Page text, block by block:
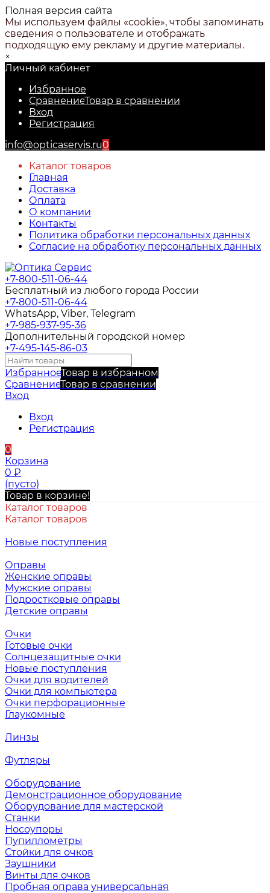
Полная версия сайта
Мы используем файлы «cookie», чтобы запоминать
сведения о пользователе и отображать
подходящую ему рекламу и другие материалы.
×
Личный кабинет
Избранное
СравнениеТовар в сравнении
Вход
Регистрация
info@opticaservis.ru0
Каталог товаров
Главная
Доставка
Оплата
О компании
Контакты
Политика обработки персональных данных
Согласие на обработку персональных данных
+7-800-511-06-44
Бесплатный из любого города России
+7-800-511-06-44
WhatsApp, Viber, Telegram
+7-985-937-95-36
Дополнительный городской номер
+7-495-145-86-03
ИзбранноеТовар в избранном
СравнениеТовар в сравнении
Вход
Вход
Регистрация
0
Корзина
0 ₽
(пусто)
Товар в корзине!
Каталог товаров
Каталог товаров
Новые поступления
Оправы
Женские оправы
Мужские оправы
Подростковые оправы
Детские оправы
Очки
Готовые очки
Солнцезащитные очки
Новые поступления
Очки для водителей
Очки для компьютера
Очки перфорационные
Глаукомные
Линзы
Футляры
Оборудование
Демонстрационное оборудование
Оборудование для мастерской
Станки
Носоупоры
Пупиллометры
Стойки для очков
Заушники
Винты для очков
Пробная оправа универсальная